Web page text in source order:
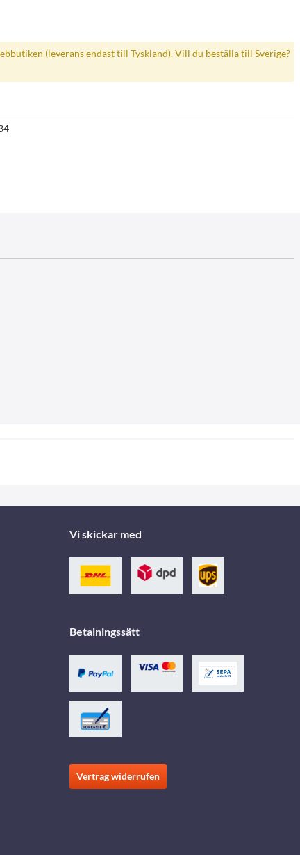
(leverans endast till Tyskland). Vill du beställa till Sverige?
Vi skickar med
Betalningssätt
Vertrag widerrufen